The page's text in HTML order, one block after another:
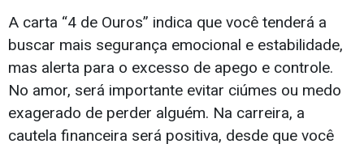
A carta “4 de Ouros” indica que você tenderá a
buscar mais segurança emocional e estabilidade,
mas alerta para o excesso de apego e controle.
No amor, será importante evitar ciúmes ou medo
exagerado de perder alguém. Na carreira, a
cautela financeira será positiva, desde que você